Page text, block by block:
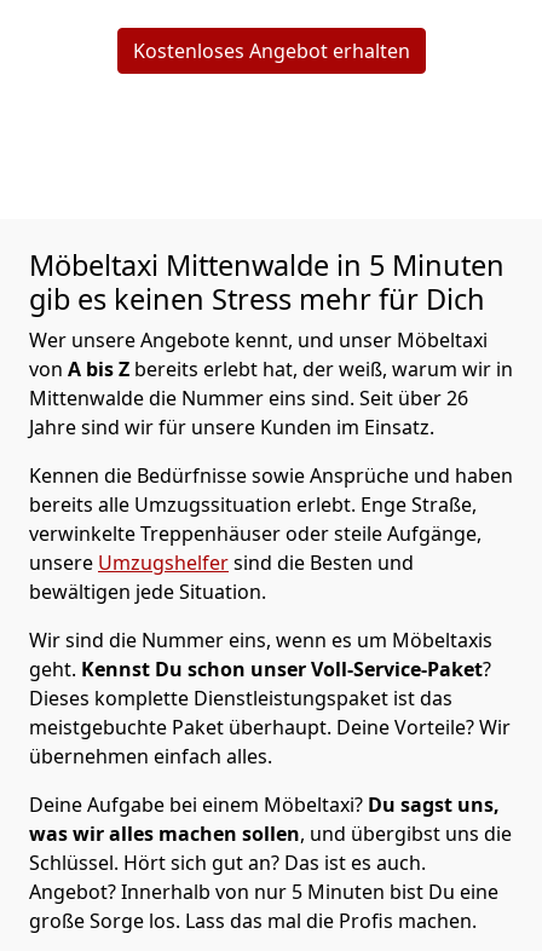
Kostenloses Angebot erhalten
Möbeltaxi Mittenwalde in 5 Minuten
gib es keinen Stress mehr für Dich
Wer unsere Angebote kennt, und unser Möbeltaxi
von A bis Z bereits erlebt hat, der weiß, warum wir in
Mittenwalde die Nummer eins sind. Seit über 26
Jahre sind wir für unsere Kunden im Einsatz.
Kennen die Bedürfnisse sowie Ansprüche und haben
bereits alle Umzugssituation erlebt. Enge Straße,
verwinkelte Treppenhäuser oder steile Aufgänge,
unsere Umzugshelfersind die Besten und
bewältigen jede Situation.
Wir sind die Nummer eins, wenn es um Möbeltaxis
geht. Kennst Du schon unser Voll-Service-Paket?
Dieses komplette Dienstleistungspaket ist das
meistgebuchte Paket überhaupt. Deine Vorteile? Wir
übernehmen einfach alles.
Deine Aufgabe bei einem Möbeltaxi? Du sagst uns,
was wir alles machen sollen, und übergibst uns die
Schlüssel. Hört sich gut an? Das ist es auch.
Angebot? Innerhalb von nur 5 Minuten bist Du eine
große Sorge los. Lass das mal die Profis machen.